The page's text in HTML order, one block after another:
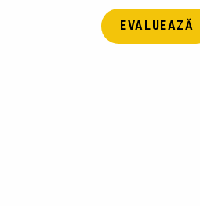
EVALUEAZĂ